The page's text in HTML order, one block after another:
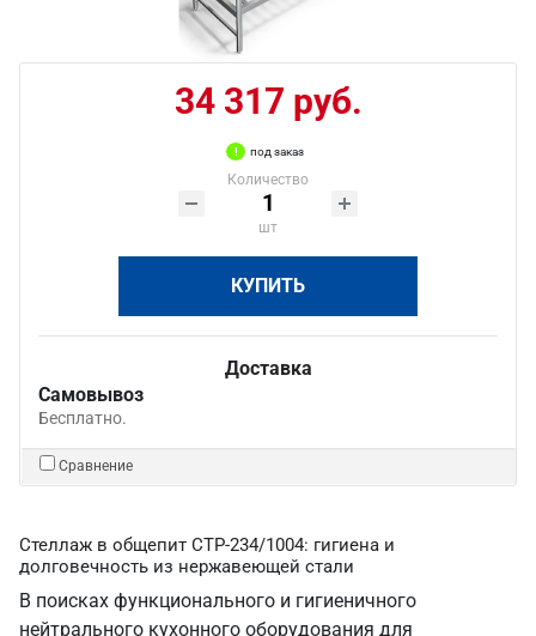
34 317 руб.
под заказ
Количество
шт
КУПИТЬ
Доставка
Самовывоз
Бесплатно.
Сравнение
Стеллаж в общепит СТР-234/1004: гигиена и
долговечность из нержавеющей стали
В поисках функционального и гигиеничного
нейтрального кухонного оборудования для